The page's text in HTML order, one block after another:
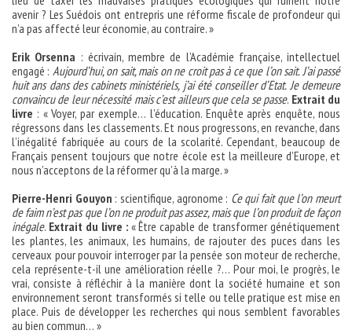
avenir ? Les Suédois ont entrepris une réforme fiscale de profondeur qui
n’a pas affecté leur économie, au contraire. »
Erik Orsenna : écrivain, membre de l’Académie française, intellectuel
engagé : Aujourd’hui, on sait, mais on ne croit pas à ce que l’on sait. J’ai passé
huit ans dans des cabinets ministériels, j’ai été conseiller d’Etat. Je demeure
convaincu de leur nécessité mais c’est ailleurs que cela se passe. Extrait du
livre : « Voyer, par exemple… l’éducation. Enquête après enquête, nous
régressons dans les classements. Et nous progressons, en revanche, dans
l’inégalité fabriquée au cours de la scolarité. Cependant, beaucoup de
Français pensent toujours que notre école est la meilleure d’Europe, et
nous n’acceptons de la réformer qu’à la marge. »
Pierre-Henri Gouyon : scientifique, agronome : Ce qui fait que l’on meurt
de faim n’est pas que l’on ne produit pas assez, mais que l’on produit de façon
inégale. Extrait du livre : « Être capable de transformer génétiquement
les plantes, les animaux, les humains, de rajouter des puces dans les
cerveaux pour pouvoir interroger par la pensée son moteur de recherche,
cela représente-t-il une amélioration réelle ?… Pour moi, le progrès, le
vrai, consiste à réfléchir à la manière dont la société humaine et son
environnement seront transformés si telle ou telle pratique est mise en
place. Puis de développer les recherches qui nous semblent favorables
au bien commun… »